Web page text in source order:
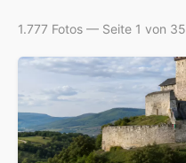
1.777 Fotos — Seite 1 von 35